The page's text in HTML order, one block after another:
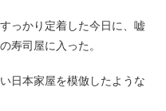
っかり定着した今日に、嘘
寿司屋に入った。
日本家屋を模倣したような